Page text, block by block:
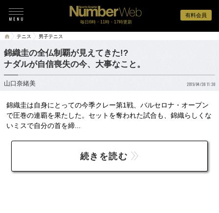
有料会員
毎日6時・11時・17時更新
テニス 男子テニス
錦織圭の全仏制覇が見えてきた!?
ナダルが自信喪失の今、大事なこと。
山口奈緒美 2015/04/30 11:30
錦織圭は自身にとっての今季クレー第1戦、バルセロナ・オープン
で圧巻の連覇を果たした。セットを奪われた試合も、錦織らしくな
いミスで自分の首を締...
続きを読む